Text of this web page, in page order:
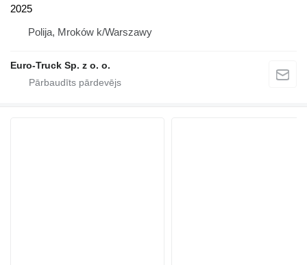
2025
Polija, Mroków k/Warszawy
Euro-Truck Sp. z o. o.